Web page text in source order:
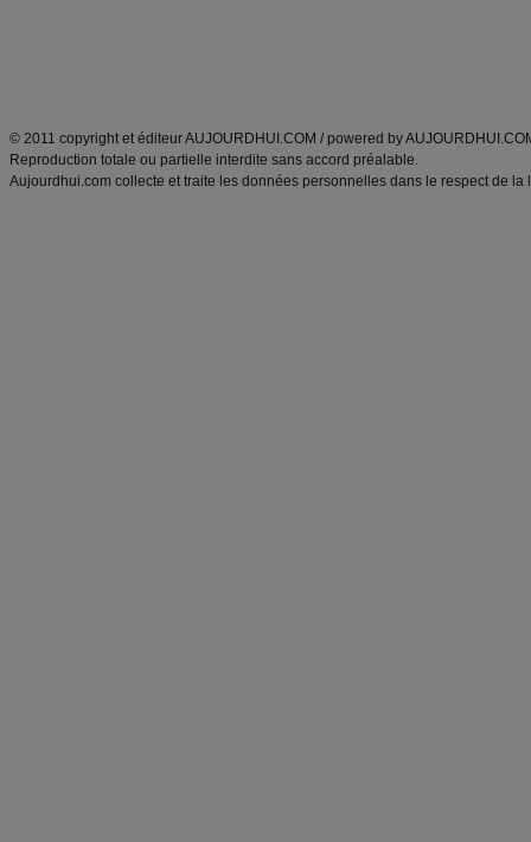
© 2011 copyright et éditeur AUJOURDHUI.COM / powered by
Reproduction totale ou partielle interdite sans accord préalable.
Aujourdhui.com collecte et traite les données personnelles dans le respect de